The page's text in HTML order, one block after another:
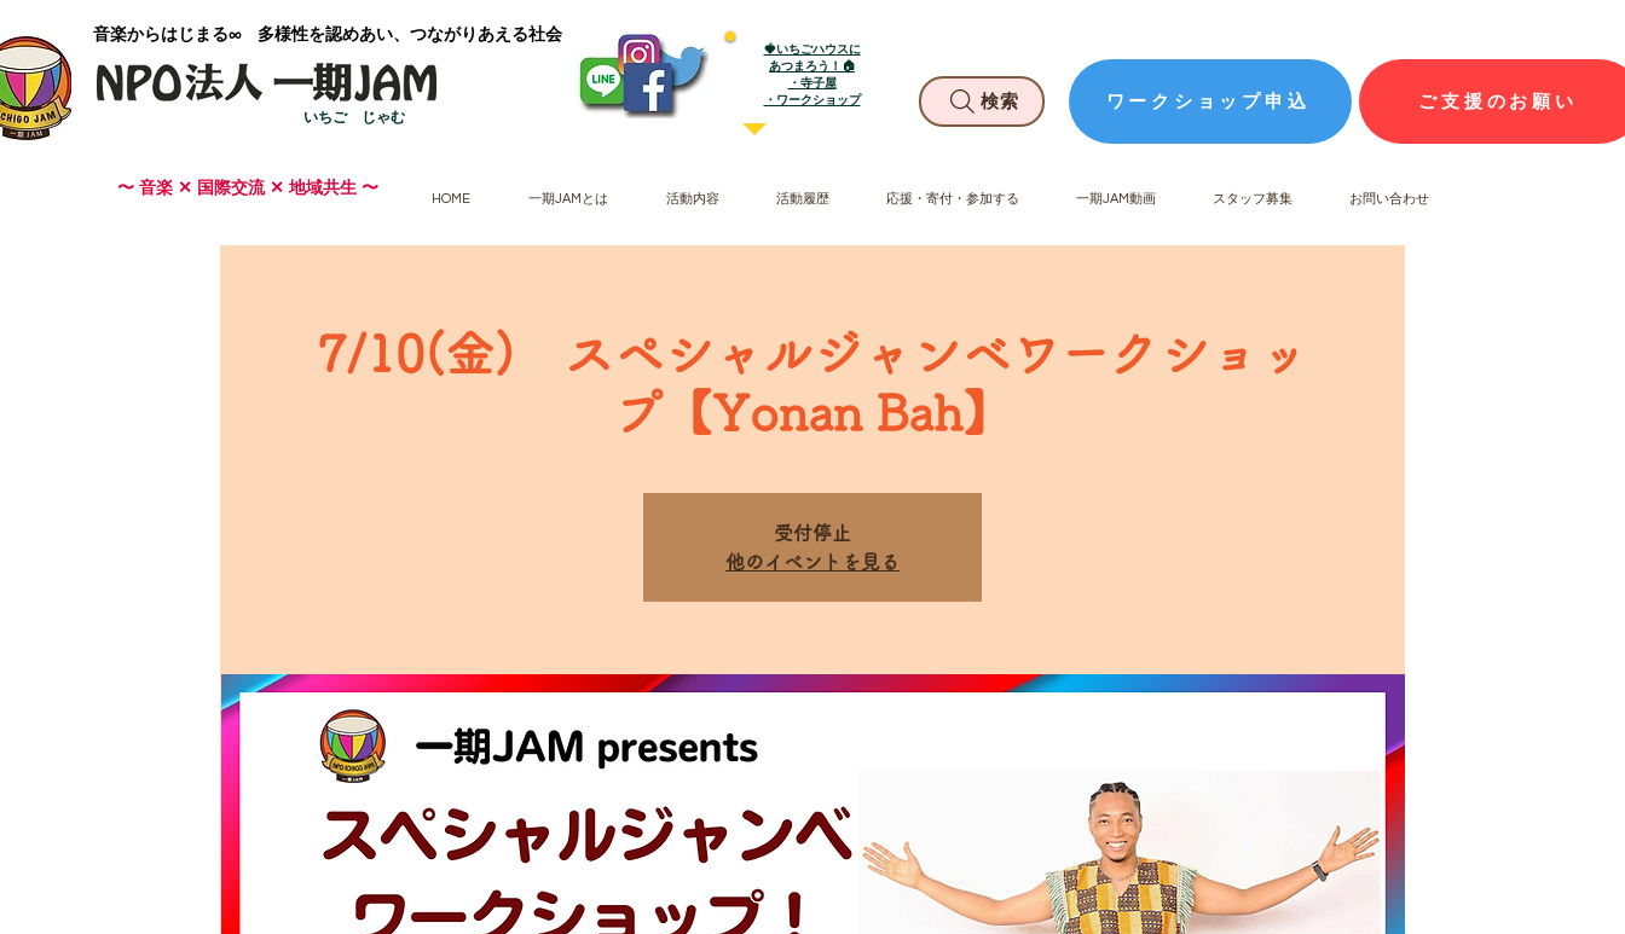
​音楽からはじまる∞ 多様性を認めあい、つながりあえる社会
いちご じゃむ
🍓いちごハウスに
あつまろう！🏠
・寺子屋
​・ワークショップ
検索 ワークショップ申込 ご支援のお願い
〜 音楽 ✕ 国際交流 ✕ 地域共生 〜
HOME 一期JAMとは 活動内容 活動履歴 応援・寄付・参加する 一期JAM動画 スタッフ募集 お問い合わせ
7/10(金) スペシャルジャンベワークショッ
プ【Yonan Bah】
受付停止
他のイベントを見る